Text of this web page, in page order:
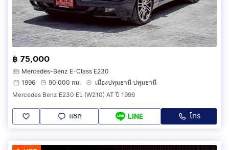
฿ 75,000
Mercedes-Benz E-Class E230
1996
90,000 กม.
เมืองปทุมธานี ปทุมธานี
Mercedes Benz E230 EL (W210) AT ปี 1996
แชท LINE โทร